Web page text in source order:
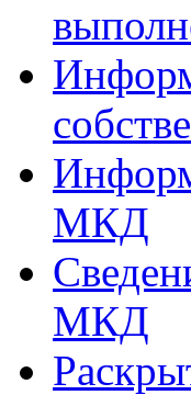
МКД
МКД